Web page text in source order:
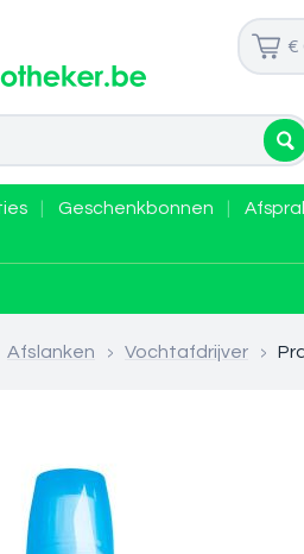
€
Geschenkbonnen
Afslanken > Vochtafdrijver >